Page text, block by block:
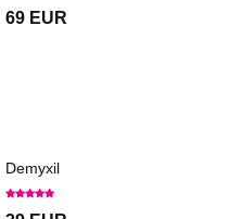
69 EUR
Demyxil